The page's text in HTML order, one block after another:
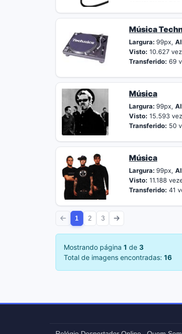
Música
Largura:99px,
Visto: 10.627
Transferido: 69
Música
Largura:99px,
Visto: 15.593
Transferido: 50
Música
Largura:99px,
Visto: 11.188
Transferido: 41
1 2 3
Mostrando página 1 de 3
Total de imagens encontradas: 16